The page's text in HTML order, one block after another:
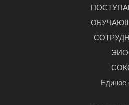
Единое